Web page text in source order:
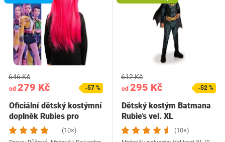
od 279 Kč
646 Kč
-57 %
Oficiální dětský kostýmní
doplněk Rubies pro
Netflix,…
(10×)
od 295 Kč
612 Kč
-52 %
Dětský kostým Batmana
Rubie's vel. XL
(10×)